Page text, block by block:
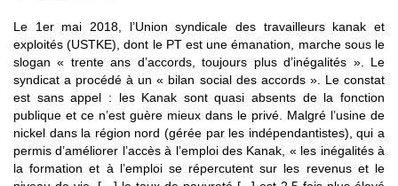
Le 1er mai 2018, l’Union syndicale des travailleurs kanak et
exploités (USTKE), dont le PT est une émanation, marche sous le
slogan « trente ans d’accords, toujours plus d’inégalités ». Le
syndicat a procédé à un « bilan social des accords ». Le constat
est sans appel : les Kanak sont quasi absents de la fonction
publique et ce n’est guère mieux dans le privé. Malgré l’usine de
nickel dans la région nord (gérée par les indépendantistes), qui a
permis d’améliorer l’accès à l’emploi des Kanak, « les inégalités à
la formation et à l’emploi se répercutent sur les revenus et le